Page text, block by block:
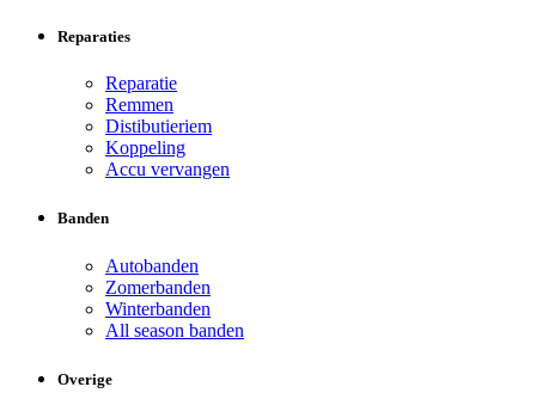
Reparaties
Reparatie
Remmen
Distibutieriem
Koppeling
Accu vervangen
Banden
Autobanden
Zomerbanden
Winterbanden
All season banden
Overige